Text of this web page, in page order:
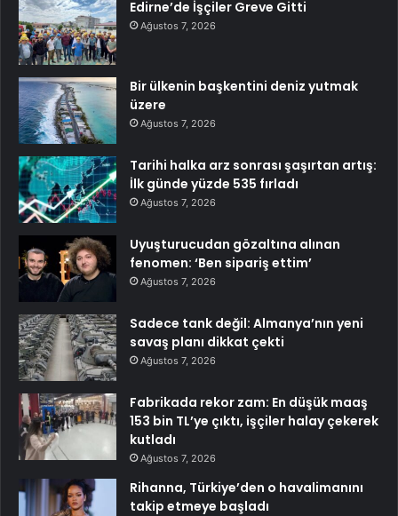
Edirne’de İşçiler Greve Gitti
Ağustos 7, 2026
Bir ülkenin başkentini deniz yutmak
üzere
Ağustos 7, 2026
Tarihi halka arz sonrası şaşırtan artış:
İlk günde yüzde 535 fırladı
Ağustos 7, 2026
Uyuşturucudan gözaltına alınan
fenomen: ‘Ben sipariş ettim’
Ağustos 7, 2026
Sadece tank değil: Almanya’nın yeni
savaş planı dikkat çekti
Ağustos 7, 2026
Fabrikada rekor zam: En düşük maaş
153 bin TL’ye çıktı, işçiler halay çekerek
kutladı
Ağustos 7, 2026
Rihanna, Türkiye’den o havalimanını
takip etmeye başladı